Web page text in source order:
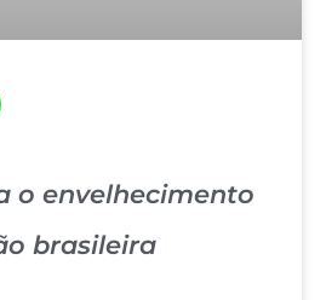
o envelhecimento
brasileira